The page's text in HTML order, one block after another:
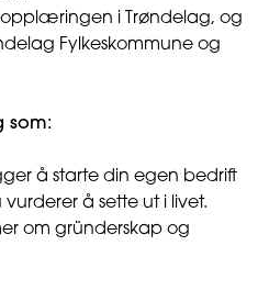
i Trøndelag, og
Fylkeskommune og
som:
å starte din egen bedrift
å sette ut i livet.
om gründerskap og